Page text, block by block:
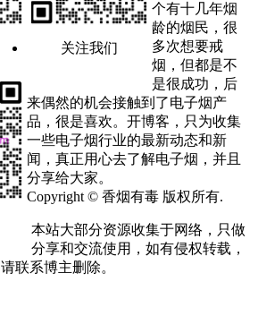
关注我们
个有十几年烟
龄的烟民，很
多次想要戒
烟，但都是不
是很成功，后
来偶然的机会接触到了电子烟产
品，很是喜欢。开博客，只为收集
一些电子烟行业的最新动态和新
闻，真正用心去了解电子烟，并且
分享给大家。
Copyright © 香烟有毒 版权所有.
本站大部分资源收集于网络，只做
分享和交流使用，如有侵权转载，
请联系博主删除。